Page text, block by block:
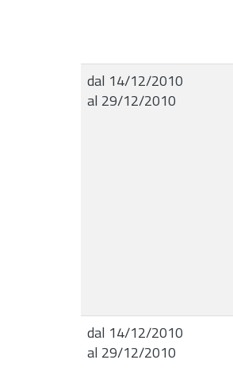
dal 14/12/2010
al 29/12/2010
dal 14/12/2010
al 29/12/2010